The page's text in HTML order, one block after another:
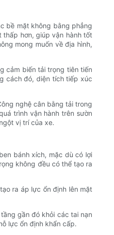
bề mặt không bằng phẳng
hơn, giúp vận hành tốt
mong muốn về địa hình,
cảm biến tải trọng tiên tiến
cách đó, diện tích tiếp xúc
nghệ cân bằng tải trong
trình vận hành trên sườn
vị trí của xe.
bánh xích, mặc dù có lợi
không đều có thể tạo ra
ra áp lực ổn định lên mặt
gần đó khỏi các tai nạn
lực ổn định khẩn cấp.